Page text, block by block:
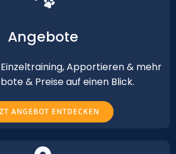
Angebote
Apportieren & mehr
& Preise auf einen Blick.
ANGEBOT ENTDECKEN